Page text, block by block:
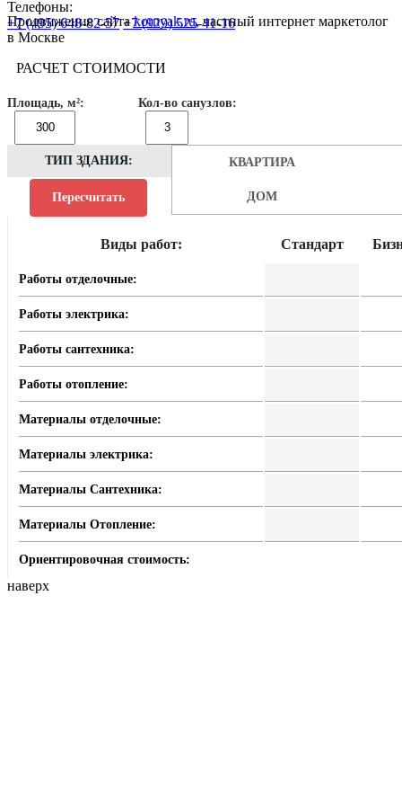
Телефоны:
+7 (495) 648-82-57 +7 (929) 525-41-16
Продвижение сайтаkornyak.ru, частный интернет маркетолог
в Москве
РАСЧЕТ СТОИМОСТИ
Площадь, м²: Кол-во санузлов:
ТИП ЗДАНИЯ: КВАРТИРА
ДОМ
Пересчитать
Виды работ: Стандарт
Работы отделочные:
Работы электрика:
Работы сантехника:
Работы отопление:
Материалы отделочные:
Материалы электрика:
Материалы Сантехника:
Материалы Отопление:
Ориентировочная стоимость:
наверх